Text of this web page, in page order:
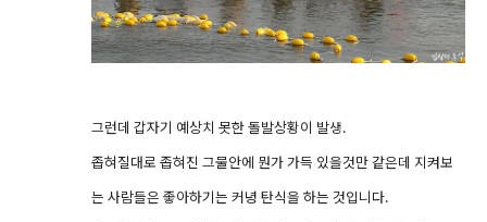
그런데 갑자기 예상치 못한 돌발상황이 발생.
좁혀질대로 좁혀진 그물안에 뭔가 가득 있을것만 같은데 지켜보
는 사람들은 좋아하기는 커녕 탄식을 하는 것입니다.